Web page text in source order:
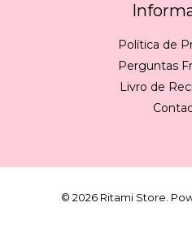
Política de
Perguntas
Livro de
© 2026 Ritami Store.